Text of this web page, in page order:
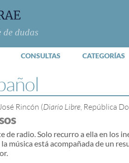
CONSULTAS CATEGORÍAS
Rincón (Diario Libre, República
de radio. Solo recurro a ella en los
música está acompañada de un